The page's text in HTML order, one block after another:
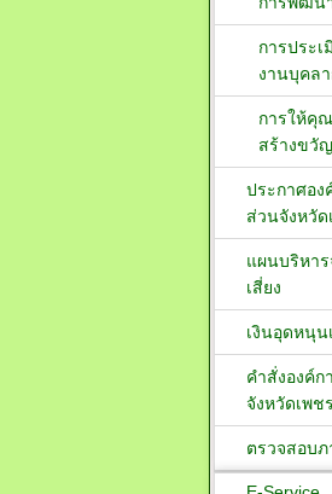
การประ
งานบุคล
การให้คุ
สร้างขวั
ประกาศอง
ส่วนจังหวัด
แผนบริหา
เสี่ยง
เงินอุดหนุน
คำสั่งองค์
จังหวัดเพช
ตรวจสอบภ